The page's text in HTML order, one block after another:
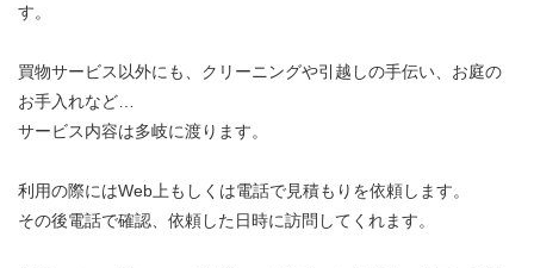
す。
買物サービス以外にも、クリーニングや引越しの手伝い、お庭の
お手入れなど…
サービス内容は多岐に渡ります。
利用の際にはWeb上もしくは電話で見積もりを依頼します。
その後電話で確認、依頼した日時に訪問してくれます。